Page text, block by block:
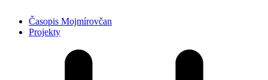
Časopis Mojmírovčan
Projekty